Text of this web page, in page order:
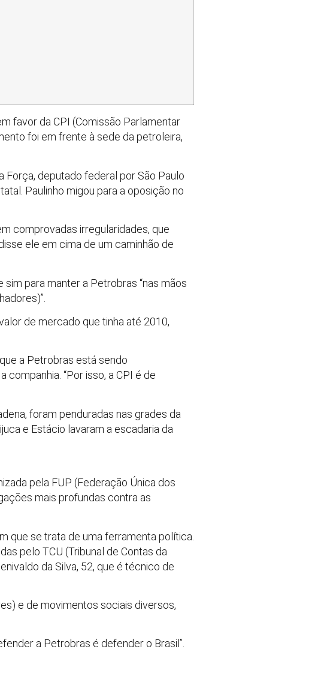
favor da CPI (Comissão Parlamentar
foi em frente à sede da petroleira,
Força, deputado federal por São Paulo
Paulinho migou para a oposição no
comprovadas irregularidades, que
ele em cima de um caminhão de
para manter a Petrobras “nas mãos
de mercado que tinha até 2010,
a Petrobras está sendo
companhia. “Por isso, a CPI é de
foram penduradas nas grades da
e Estácio lavaram a escadaria da
pela FUP (Federação Única dos
mais profundas contra as
que se trata de uma ferramenta política.
pelo TCU (Tribunal de Contas da
da Silva, 52, que é técnico de
e de movimentos sociais diversos,
a Petrobras é defender o Brasil”.